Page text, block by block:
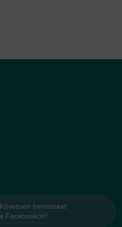
Kövessen bennünket
a Facebookon!